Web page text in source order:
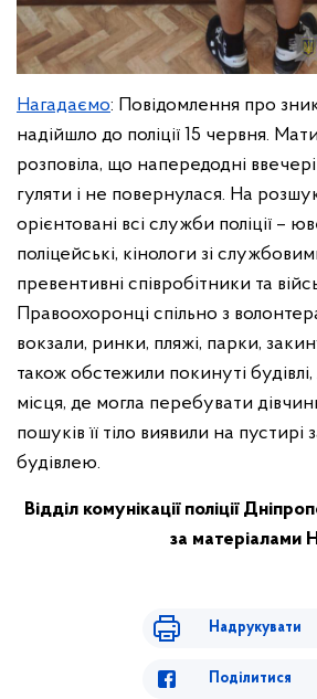
Нагадаємо: Повідомлення про
надійшло до поліції 15 червня.
розповіла, що напередодні
гуляти і не повернулася. На
орієнтовані всі служби поліції –
поліцейські, кінологи зі
превентивні співробітники та
Правоохоронці спільно з
вокзали, ринки, пляжі, парки,
також обстежили покинуті будівлі,
місця, де могла перебувати
пошуків її тіло виявили на
будівлею.
Відділ комунікації поліції
за матеріалами
Надрукувати
Поділитися